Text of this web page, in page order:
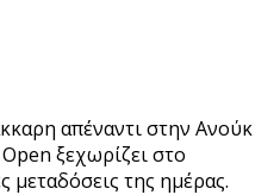
ξεχωρίζει στο
μεταδόσεις της ημέρας.